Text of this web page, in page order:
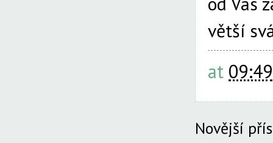
větší
at 09:49
Novější